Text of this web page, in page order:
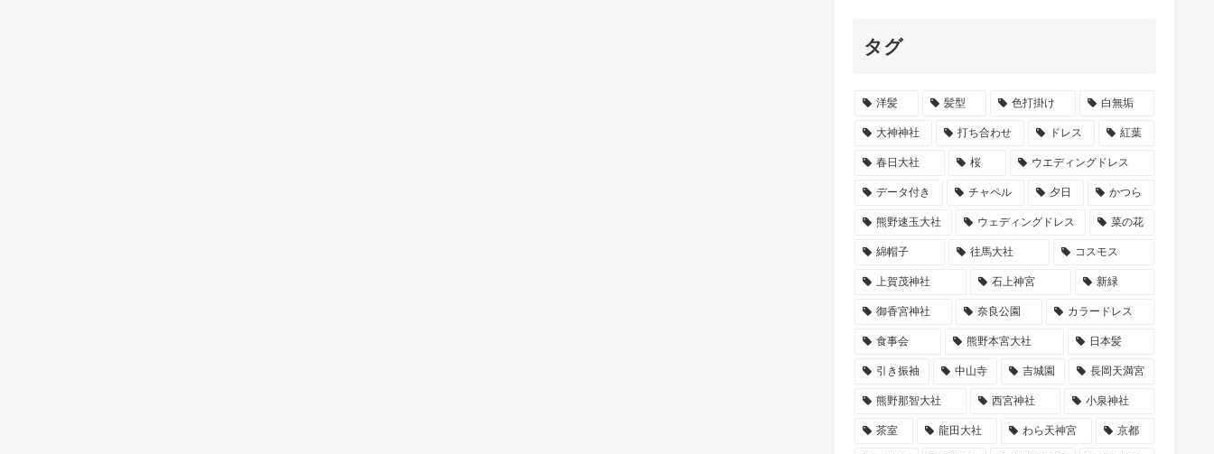
タグ
洋髪 髪型 色打掛け 白無垢
大神神社 打ち合わせ ドレス 紅葉
春日大社 桜 ウエディングドレス
データ付き チャペル 夕日 かつら
熊野速玉大社 ウェディングドレス 菜の花
綿帽子 往馬大社 コスモス
上賀茂神社 石上神宮 新緑
御香宮神社 奈良公園 カラードレス
食事会 熊野本宮大社 日本髪
引き振袖 中山寺 吉城園 長岡天満宮
熊野那智大社 西宮神社 小泉神社
茶室 龍田大社 わら天神宮 京都